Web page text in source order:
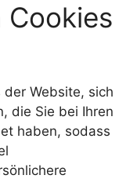
Cookies
der Website, sich
die Sie bei Ihren
haben, sodass